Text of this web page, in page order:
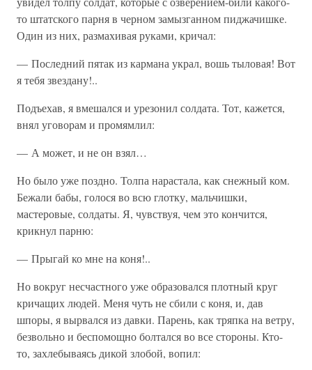
то штатского парня в черном замызганном пиджачишке.
Один из них, размахивая руками, кричал:
— Последний пятак из кармана украл, вошь тыловая! Вот
я тебя звездану!..
Подъехав, я вмешался и урезонил солдата. Тот, кажется,
внял уговорам и промямлил:
— А может, и не он взял…
Но было уже поздно. Толпа нарастала, как снежный ком.
Бежали бабы, голося во всю глотку, мальчишки,
мастеровые, солдаты. Я, чувствуя, чем это кончится,
крикнул парню:
— Прыгай ко мне на коня!..
Но вокруг несчастного уже образовался плотный круг
кричащих людей. Меня чуть не сбили с коня, и, дав
шпоры, я вырвался из давки. Парень, как тряпка на ветру,
безвольно и беспомощно болтался во все стороны. Кто-
то, захлебываясь дикой злобой, вопил: